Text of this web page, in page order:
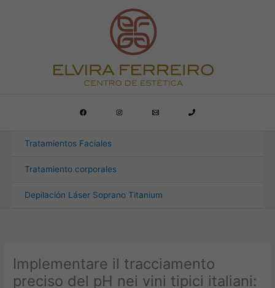
Tratamientos Faciales
Tratamiento corporales
Depilación Láser Soprano Titanium
Implementare il tracciamento
preciso del pH nei vini tipici italiani: